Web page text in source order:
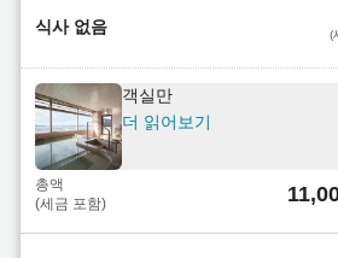
식사 없음
(
객실만
더 읽어보기
총액
(세금 포함)